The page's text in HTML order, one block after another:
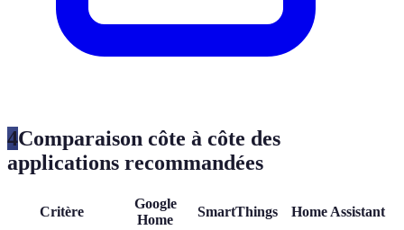
4Comparaison côte à côte des
applications recommandées
Critère
Google
Home
SmartThings
Home Assistant